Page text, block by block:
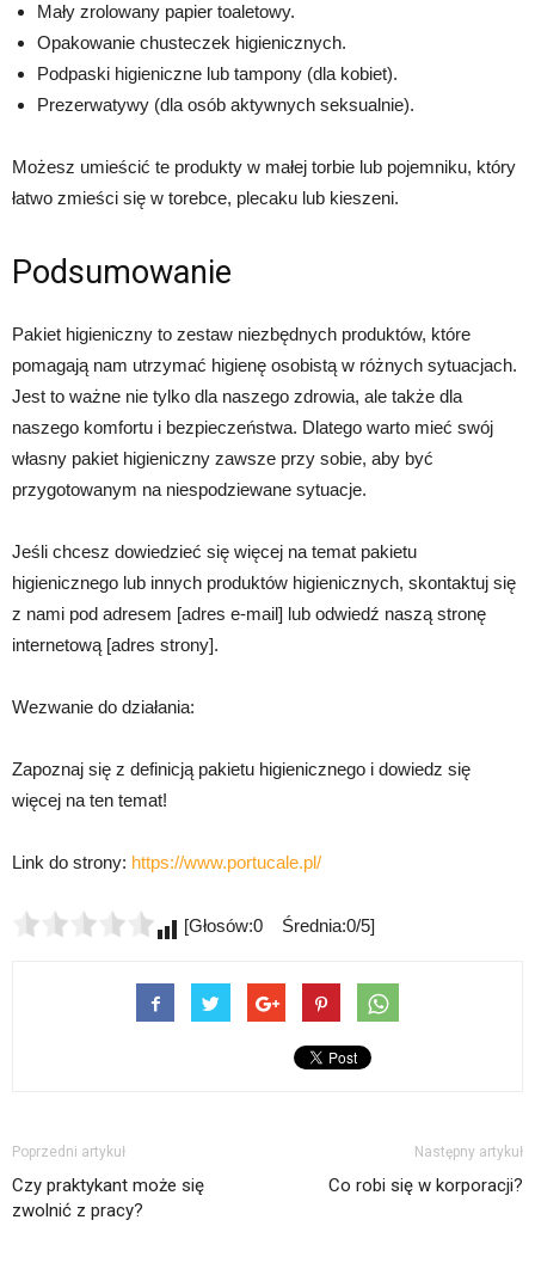
Mały zrolowany papier toaletowy.
Opakowanie chusteczek higienicznych.
Podpaski higieniczne lub tampony (dla kobiet).
Prezerwatywy (dla osób aktywnych seksualnie).
Możesz umieścić te produkty w małej torbie lub pojemniku, który
łatwo zmieści się w torebce, plecaku lub kieszeni.
Podsumowanie
Pakiet higieniczny to zestaw niezbędnych produktów, które
pomagają nam utrzymać higienę osobistą w różnych sytuacjach.
Jest to ważne nie tylko dla naszego zdrowia, ale także dla
naszego komfortu i bezpieczeństwa. Dlatego warto mieć swój
własny pakiet higieniczny zawsze przy sobie, aby być
przygotowanym na niespodziewane sytuacje.
Jeśli chcesz dowiedzieć się więcej na temat pakietu
higienicznego lub innych produktów higienicznych, skontaktuj się
z nami pod adresem [adres e-mail] lub odwiedź naszą stronę
internetową [adres strony].
Wezwanie do działania:
Zapoznaj się z definicją pakietu higienicznego i dowiedz się
więcej na ten temat!
Link do strony: https://www.portucale.pl/
[Głosów:0 Średnia:0/5]
Poprzedni artykuł
Czy praktykant może się
zwolnić z pracy?
Następny artykuł
Co robi się w korporacji?